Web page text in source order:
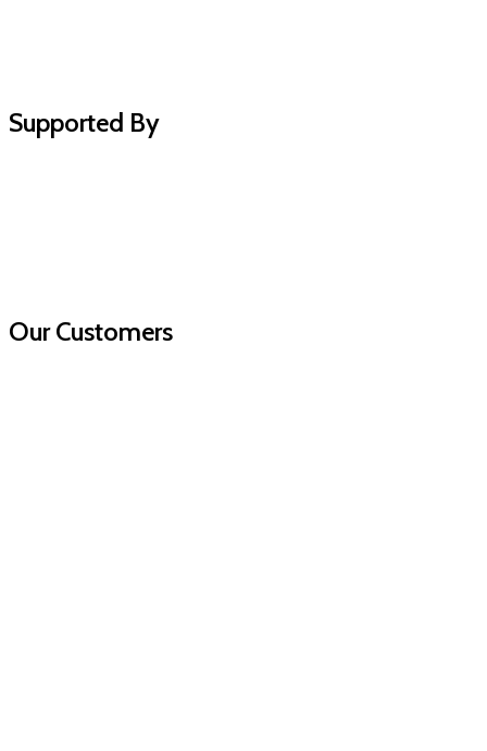
Supported By
Our Customers